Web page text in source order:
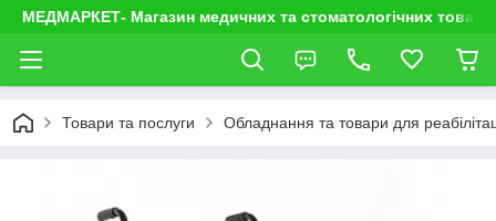
МЕДМАРКЕТ- Магазин медичних та стоматологічних
Товари та послуги Обладнання та товари для